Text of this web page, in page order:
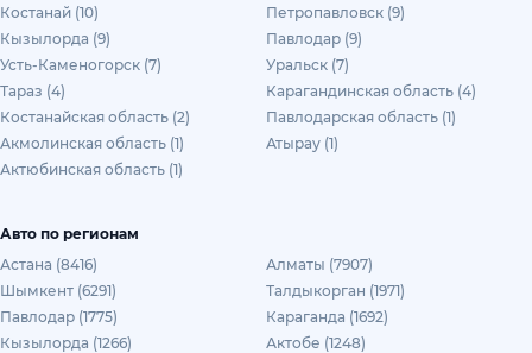
Костанай (10)
Петропавловск (9)
Кызылорда (9)
Павлодар (9)
Усть-Каменогорск (7)
Уральск (7)
Тараз (4)
Карагандинская область (4)
Костанайская область (2)
Павлодарская область (1)
Акмолинская область (1)
Атырау (1)
Актюбинская область (1)
Авто по регионам
Астана (8416)
Алматы (7907)
Шымкент (6291)
Талдыкорган (1971)
Павлодар (1775)
Караганда (1692)
Кызылорда (1266)
Актобе (1248)